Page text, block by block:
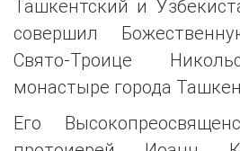
Ташкентский и
совершил
Свято-Троице
монастыре города
Его